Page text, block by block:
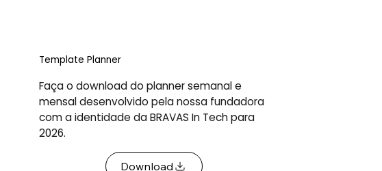
Template Planner
Faça o download do planner semanal e
mensal desenvolvido pela nossa fundadora
com a identidade da BRAVAS In Tech para
2026.
Download